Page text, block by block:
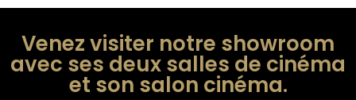
Venez visiter notre showroom
avec ses deux salles de cinéma
et son salon cinéma.